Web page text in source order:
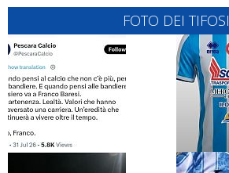
FOTO DEI TIFOSI